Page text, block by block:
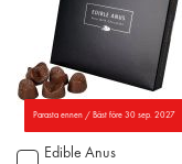
Parasta ennen / Bäst före 30 sep. 2027
Edible Anus
Lägg